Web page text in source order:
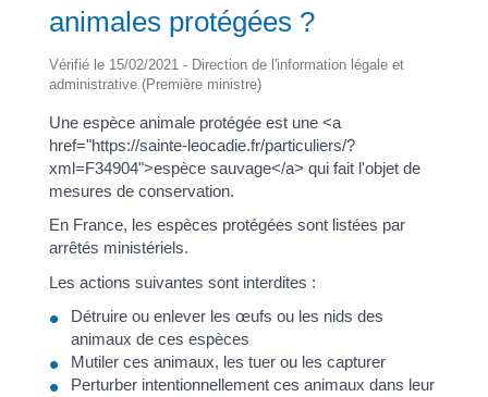
animales protégées ?
Vérifié le 15/02/2021 - Direction de l'information légale et
administrative (Première ministre)
Une espèce animale protégée est une <a
href="https://sainte-leocadie.fr/particuliers/?
xml=F34904">espèce sauvage</a> qui fait l'objet de
mesures de conservation.
En France, les espèces protégées sont listées par
arrêtés ministériels.
Les actions suivantes sont interdites :
Détruire ou enlever les œufs ou les nids des
animaux de ces espèces
Mutiler ces animaux, les tuer ou les capturer
Perturber intentionnellement ces animaux dans leur